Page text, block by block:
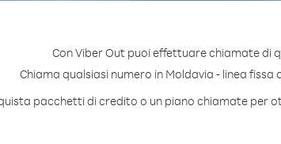
Con Viber Out puoi effettuare chiamate di
Chiama qualsiasi numero in Moldavia - linea
pacchetti di credito o un piano chiamate per